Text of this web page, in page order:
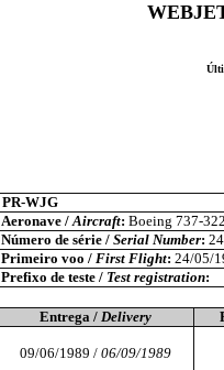
PR-WJG
Aeronave /Aircraft: Boeing 737-
Número de série / Serial Number:
Primeiro voo / First Flight: 24/05/
Prefixo de teste /Test registration:
Entrega / Delivery
09/06/1989 / 06/09/1989